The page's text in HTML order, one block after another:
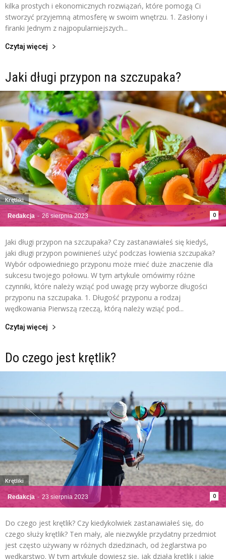
kilka prostych i ekonomicznych rozwiązań, które pomogą Ci
stworzyć przyjemną atmosferę w swoim wnętrzu. 1. Zasłony i
firanki Jednym z najpopularniejszych...
Czytaj więcej
Jaki długi przypon na szczupaka?
Redakcja - 26 sierpnia 2023 0
Krętliki
Jaki długi przypon na szczupaka? Czy zastanawiałeś się kiedyś,
jaki długi przypon powinieneś użyć podczas łowienia szczupaka?
Wybór odpowiedniego przyponu może mieć duże znaczenie dla
sukcesu twojego połowu. W tym artykule omówimy różne
czynniki, które należy wziąć pod uwagę przy wyborze długości
przyponu na szczupaka. 1. Długość przyponu a rodzaj
wędkowania Pierwszą rzeczą, którą należy wziąć pod...
Czytaj więcej
Do czego jest krętlik?
Redakcja - 23 sierpnia 2023 0
Krętliki
Do czego jest krętlik? Czy kiedykolwiek zastanawiałeś się, do
czego służy krętlik? Ten mały, ale niezwykle przydatny przedmiot
jest często używany w różnych dziedzinach, od żeglarstwa po
wędkarstwo. W tym artykule dowiesz się, jak działa krętlik i jakie